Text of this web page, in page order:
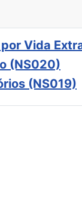
Vida
(NS020)
(NS019)